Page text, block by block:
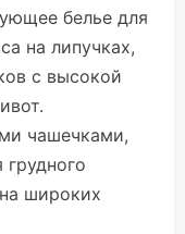
белье для
на липучках,
с высокой
чашечками,
широких